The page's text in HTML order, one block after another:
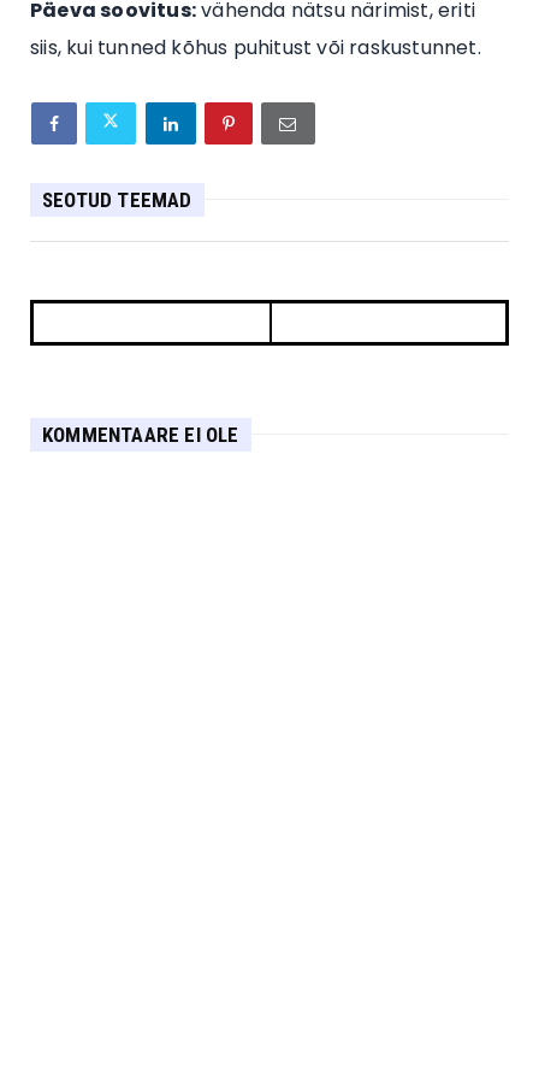
Päeva soovitus:vähenda nätsu närimist, eriti
siis, kui tunned kõhus puhitust või raskustunnet.
SEOTUD TEEMAD
KOMMENTAARE EI OLE